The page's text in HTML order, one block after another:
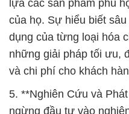
Tổng cộng, Đắc Trường
nỗ lực để đưa đến cho
phẩm và dịch vụ hóa
họ trong việc đạt được
trong kinh doanh và sản
# Nơi cung cấp Þ phân